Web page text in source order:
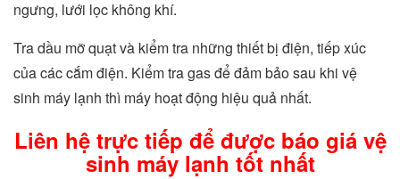
ngưng, lưới lọc không khí.
Tra dầu mỡ quạt và kiểm tra những thiết bị điện, tiếp xúc
của các cắm điện. Kiểm tra gas để đảm bảo sau khi vệ
sinh máy lạnh thì máy hoạt động hiệu quả nhất.
Liên hệ trực tiếp để được báo giá vệ
sinh máy lạnh tốt nhất